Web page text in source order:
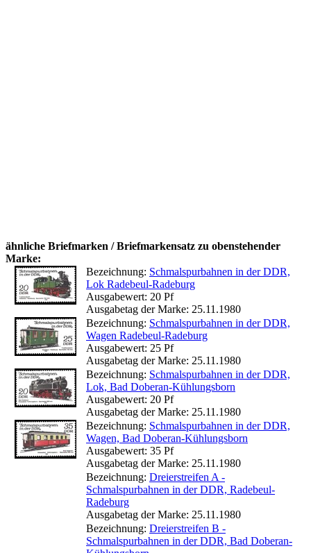
ähnliche Briefmarken / Briefmarkensatz zu obenstehender
Marke:
Bezeichnung: Schmalspurbahnen in der DDR,
Lok Radebeul-Radeburg
Ausgabewert: 20 Pf
Ausgabetag der Marke: 25.11.1980
Bezeichnung: Schmalspurbahnen in der DDR,
Wagen Radebeul-Radeburg
Ausgabewert: 25 Pf
Ausgabetag der Marke: 25.11.1980
Bezeichnung: Schmalspurbahnen in der DDR,
Lok, Bad Doberan-Kühlungsborn
Ausgabewert: 20 Pf
Ausgabetag der Marke: 25.11.1980
Bezeichnung: Schmalspurbahnen in der DDR,
Wagen, Bad Doberan-Kühlungsborn
Ausgabewert: 35 Pf
Ausgabetag der Marke: 25.11.1980
Bezeichnung: Dreierstreifen A -
Schmalspurbahnen in der DDR, Radebeul-
Radeburg
Ausgabetag der Marke: 25.11.1980
Bezeichnung: Dreierstreifen B -
Schmalspurbahnen in der DDR, Bad Doberan-